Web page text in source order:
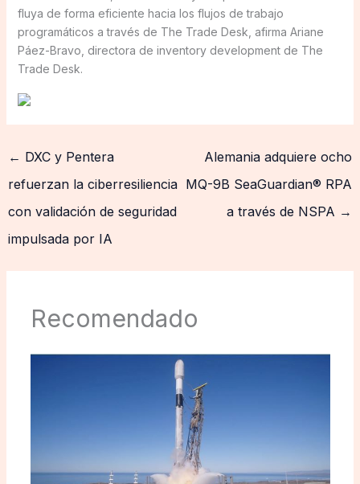
fluya de forma eficiente hacia los flujos de trabajo
programáticos a través de The Trade Desk, afirma Ariane
Páez-Bravo, directora de inventory development de The
Trade Desk.
← DXC y Pentera
refuerzan la ciberresiliencia
con validación de seguridad
impulsada por IA
Alemania adquiere ocho
MQ-9B SeaGuardian® RPA
a través de NSPA →
Recomendado